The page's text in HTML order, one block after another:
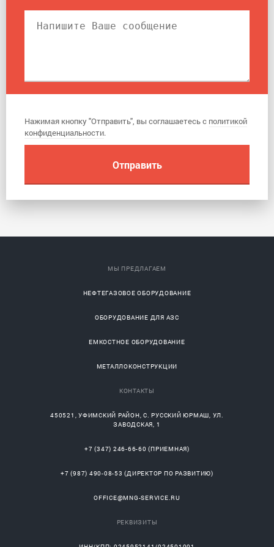
Нажимая кнопку "Отправить", вы соглашаетесь с политикой
конфиденциальности.
МЫ ПРЕДЛАГАЕМ
НЕФТЕГАЗОВОЕ ОБОРУДОВАНИЕ
ОБОРУДОВАНИЕ ДЛЯ АЗС
ЕМКОСТНОЕ ОБОРУДОВАНИЕ
МЕТАЛЛОКОНСТРУКЦИИ
КОНТАКТЫ
450521 ,УФИМСКИЙ РАЙОН, С.РУССКИЙ ЮРМАШ, УЛ.
ЗАВОДСКАЯ, 1
+7 (347) 246-66-60 (ПРИЕМНАЯ)
+7 (987) 490-08-53 (ДИРЕКТОР ПО РАЗВИТИЮ)
OFFICE@MNG-SERVICE.RU
РЕКВИЗИТЫ